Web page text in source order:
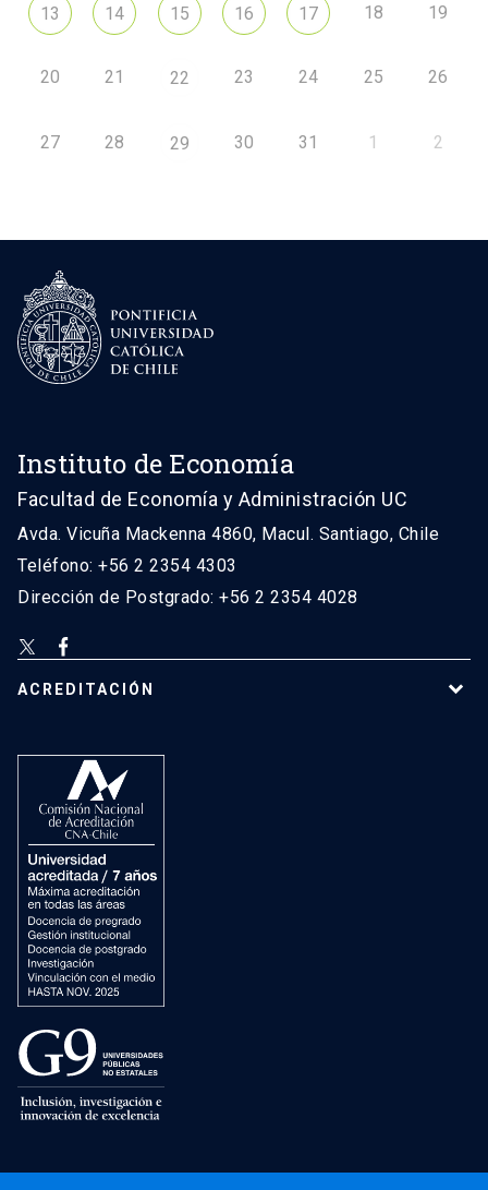
13 14 15 16 17 18 19
20 21 22 23 24 25 26
27 28 29 30 31 1 2
Instituto de Economía
Facultad de Economía y Administración UC
Avda. Vicuña Mackenna 4860, Macul. Santiago, Chile
Teléfono: +56 2 2354 4303
Dirección de Postgrado: +56 2 2354 4028
ACREDITACIÓN